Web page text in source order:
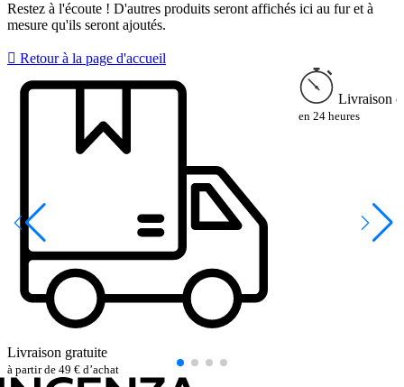
Restez à l'écoute ! D'autres produits seront affichés ici au fur et à
mesure qu'ils seront ajoutés.
 Retour à la page d'accueil
Livraison gratuite
à partir de 49 € d’achat
Livraison
en 24 heures